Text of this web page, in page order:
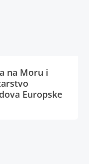
na Moru i
Europske